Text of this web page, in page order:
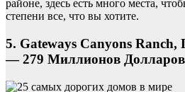
районе, здесь есть много места,
степени все, что вы хотите.
5. Gateways Canyons Ranch,
— 279 Миллионов Долларов